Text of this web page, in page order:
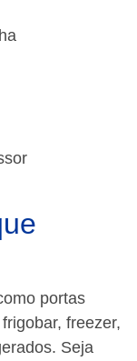
portas
freezer,
Seja